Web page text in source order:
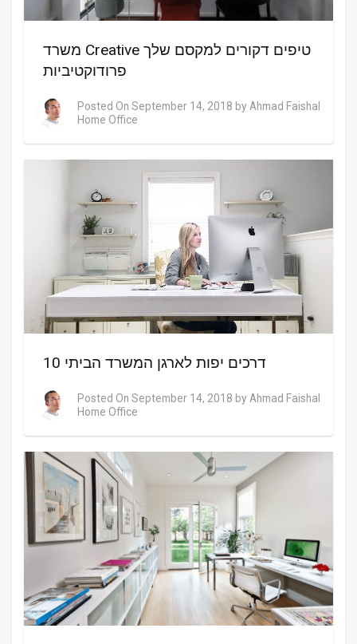
משרד Creative טיפים דקורים למקסם שלך
פרודוקטיביות
Posted On September 14, 2018 by Ahmad Faishal
Home Office
10 דרכים יפות לארגן המשרד הביתי
Posted On September 14, 2018 by Ahmad Faishal
Home Office